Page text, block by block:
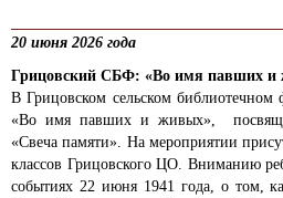
20 июня 2026 года
Грицовский СБФ: «Во имя павших и
В Грицовском сельском библиотечном
«Во имя павших и живых»,
«Свеча памяти». На мероприятии
классов Грицовского ЦО. Вниманию
событиях 22 июня 1941 года, о том,